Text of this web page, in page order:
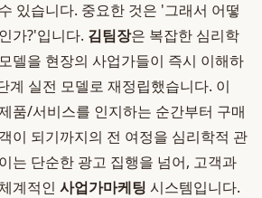
있습니다. 중요한 것은 '그래서 어떻
가?'입니다. 김팀장은 복잡한 심리학
델을 현장의 사업가들이 즉시 이해하
계 실전 모델로 재정립했습니다. 이
품/서비스를 인지하는 순간부터 구매
이 되기까지의 전 여정을 심리학적 관
는 단순한 광고 집행을 넘어, 고객과
계적인 사업가마케팅 시스템입니다.